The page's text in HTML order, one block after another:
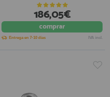
186,05€
comprar
Entrega en 7-10 días IVA incl.